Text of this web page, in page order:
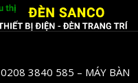
0208 3840 585 – MÁY BÀN